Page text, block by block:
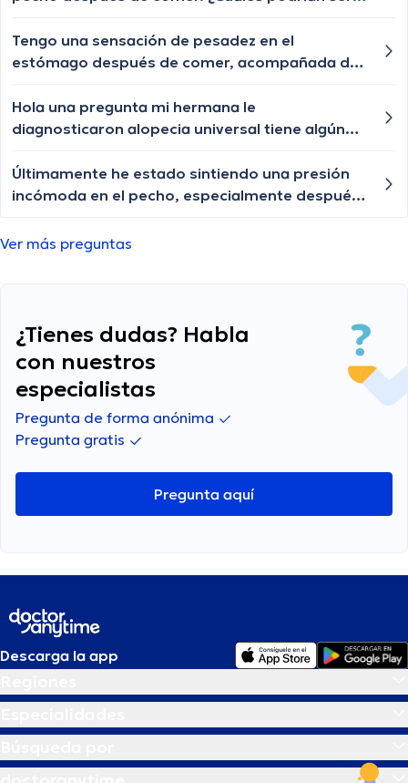
opresión y cuándo debería buscar atención
médica?
Tengo una sensación de pesadez en el
estómago después de comer, acompañada de
posibles causas de esta sensación y cuándo
debería buscar orientación médica?
Hola una pregunta mi hermana le
diagnosticaron alopecia universal tiene algún
las cejas y pestañas , aunque ya le están
creciendo de a poquito pero lento y chiquititos
pestañas igual algún tratamiento q le ayude a
Últimamente he estado sintiendo una presión
incómoda en el pecho, especialmente después
cardíaco?
Ver más preguntas
¿Tienes dudas? Habla
con nuestros
especialistas
Pregunta de forma anónima
Pregunta gratis
Pregunta aquí
Descarga la app